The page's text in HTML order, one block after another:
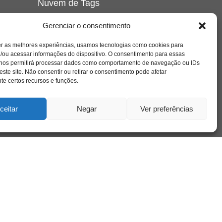
Gerenciar o consentimento
as melhores experiências, usamos tecnologias como cookies para
ou acessar informações do dispositivo. O consentimento para essas
permitirá processar dados como comportamento de navegação ou IDs
site. Não consentir ou retirar o consentimento pode afetar
certos recursos e funções.
Negar Ver preferências
Nuvem de Tags
crianca cuidado cultura depressao
educação família filme
freud infância insight jung liberdade livro
loucura luto maternidade
psicologia relato